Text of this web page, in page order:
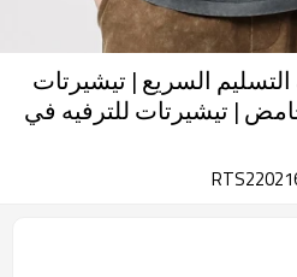
السريع | تيشيرتات
بحامض | تيشيرتات للترفيه في